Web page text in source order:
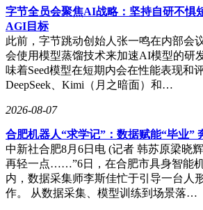
持续扩大，为行业带来千亿级的增量空
络安全厂商提供了广阔的发展机遇，也
程具有重要的保障作用。
字节全员会聚焦AI战略：坚持自研不惧
AGI目标
此前，字节跳动创始人张一鸣在内部会
会使用模型蒸馏技术来加速AI模型的研
味着Seed模型在短期内会在性能表现和
DeepSeek、Kimi（月之暗面）和…
2026-08-07
合肥机器人“求学记”：数据赋能“毕业”
中新社合肥8月6日电 (记者 韩苏原梁晓
再轻一点……”6日，在合肥市具身智能
内，数据采集师李斯佳忙于引导一台人
作。 从数据采集、模型训练到场景落…